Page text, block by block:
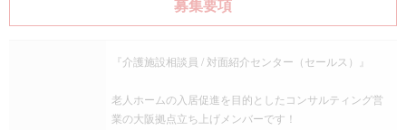
募集要項
『介護施設相談員 / 対面紹介センター（セールス）』
老人ホームの入居促進を目的としたコンサルティング営
業の大阪拠点立ち上げメンバーです！